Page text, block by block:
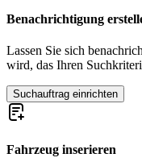
Land Rover Range
Benachrichtigung
Lassen Sie sich
wird, das Ihren
Suchauftrag einrichten
Fahrzeug inserieren